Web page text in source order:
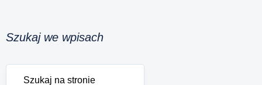
Szukaj we wpisach